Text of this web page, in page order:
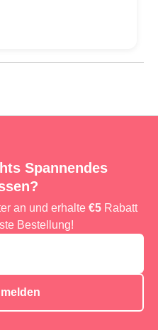
Spannendes
an und erhalte €5 Rabatt
Bestellung!